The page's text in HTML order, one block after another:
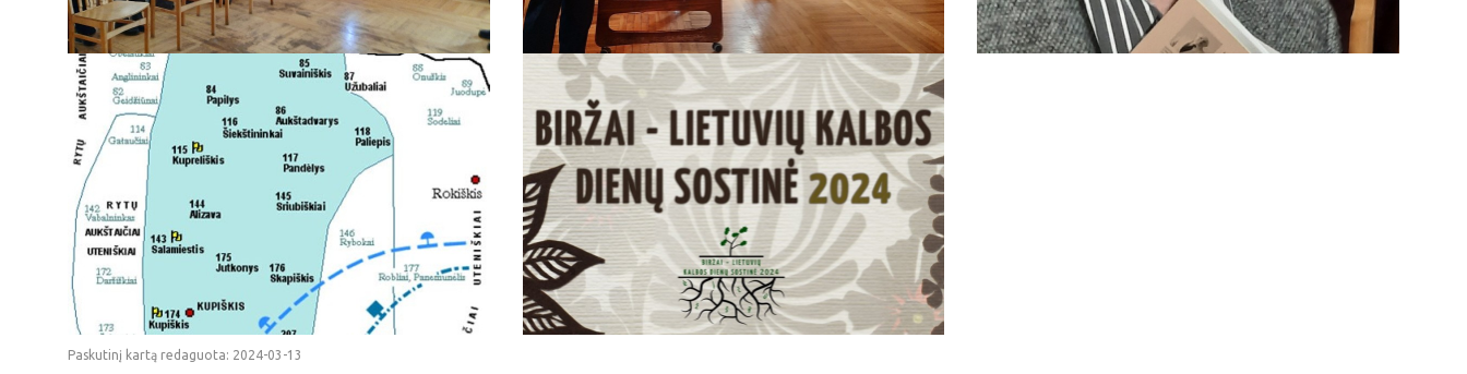
Paskutinį kartą redaguota: 2024-03-13